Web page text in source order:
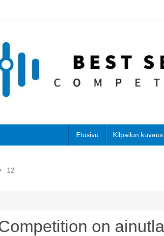
Etusivu Kilpailun kuvaus
12
on